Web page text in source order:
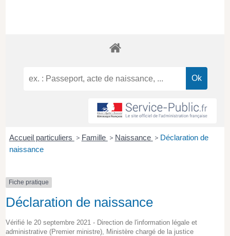
Accueil particuliers > Famille > Naissance > Déclaration de
naissance
Fiche pratique
Déclaration de naissance
Vérifié le 20 septembre 2021 - Direction de l'information légale et
administrative (Premier ministre), Ministère chargé de la justice